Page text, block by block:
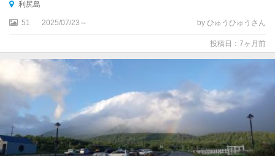
利尻島
51 2025/07/23～ by ひゅうひゅうさん
投稿日：7ヶ月前